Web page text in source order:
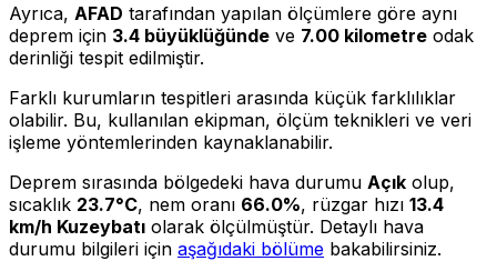
Ayrıca, AFAD tarafından yapılan ölçümlere göre aynı
deprem için 3.4 büyüklüğünde ve 7.00 kilometre odak
derinliği tespit edilmiştir.
Farklı kurumların tespitleri arasında küçük farklılıklar
olabilir. Bu, kullanılan ekipman, ölçüm teknikleri ve veri
işleme yöntemlerinden kaynaklanabilir.
Deprem sırasında bölgedeki hava durumu Açık olup,
sıcaklık 23.7°C, nem oranı 66.0%, rüzgar hızı 13.4
km/h Kuzeybatı olarak ölçülmüştür. Detaylı hava
durumu bilgileri için aşağıdaki bölüme bakabilirsiniz.